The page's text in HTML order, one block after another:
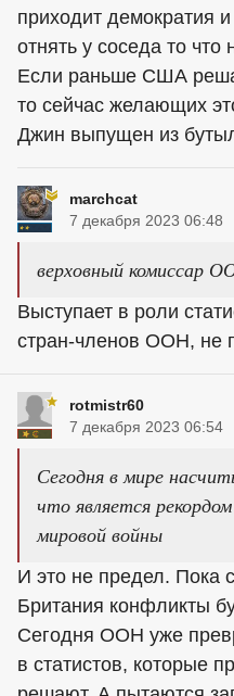
приходит демократия
отнять у соседа то что
Если раньше США
то сейчас желающих
Джин выпущен из
marchcat
7 декабря 2023 06:48
верховный комиссар
Выступает в роли
стран-членов ООН, не
rotmistr60
7 декабря 2023 06:54
Сегодня в мире
что является
мировой войны
И это не предел. Пока
Британия конфликты
Сегодня ООН уже
в статистов, которые